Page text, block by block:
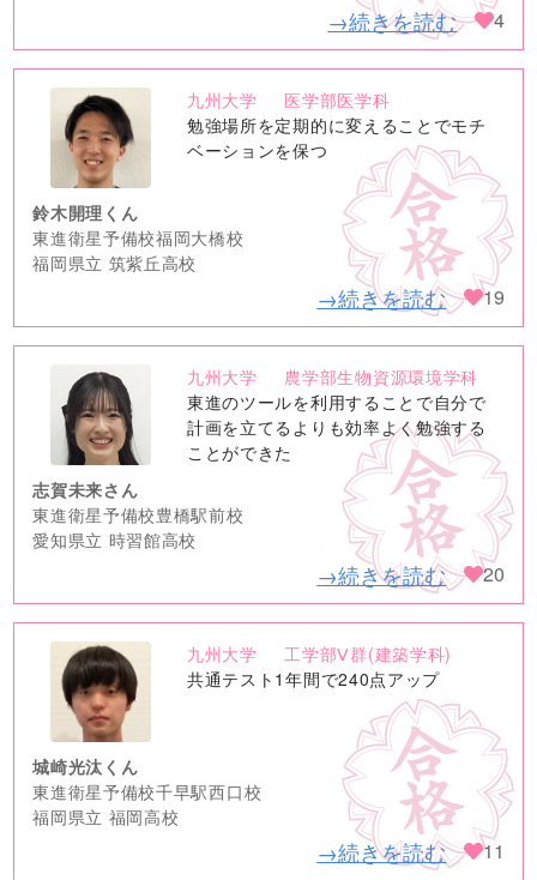
→続きを読む 4
no
image
九州大学
医学部医学科
勉強場所を定期的に変えることでモチ
ベーションを保つ
鈴木開理くん
東進衛星予備校福岡大橋校
福岡県立 筑紫丘高校
→続きを読む 19
no
image
九州大学
農学部生物資源環境学科
東進のツールを利用することで自分で
計画を立てるよりも効率よく勉強する
ことができた
志賀未来さん
東進衛星予備校豊橋駅前校
愛知県立 時習館高校
→続きを読む 20
no
image
九州大学
工学部Ⅴ群(建築学科)
共通テスト1年間で240点アップ
城崎光汰くん
東進衛星予備校千早駅西口校
福岡県立 福岡高校
→続きを読む 11